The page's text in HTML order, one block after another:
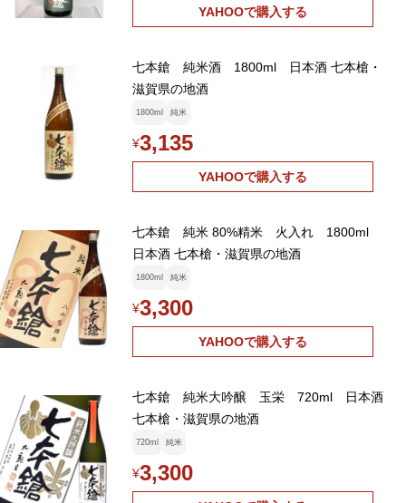
YAHOOで購入する
七本鎗 純米酒 1800ml 日本酒 七本槍・
滋賀県の地酒
1800ml 純米
¥3,135
YAHOOで購入する
七本鎗 純米 80%精米 火入れ 1800ml
日本酒 七本槍・滋賀県の地酒
1800ml 純米
¥3,300
YAHOOで購入する
七本鎗 純米大吟醸 玉栄 720ml 日本酒
七本槍・滋賀県の地酒
720ml 純米
¥3,300